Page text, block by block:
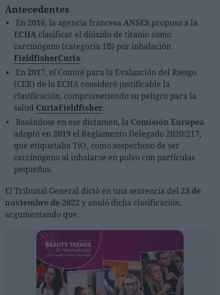
Ferias sectoriales
Formaciones destacadas
Opinión
Revista
Registrarse
INICIAR SESIÓN
EN
Antecedentes
En2016, la agencia francesa ANSESpropuso a la
ECHA clasificar el dióxido de titanio como
carcinógeno (categoría 1B) por inhalación
FieldfisherCuria.
En2017, el Comité para la Evaluación del Riesgo
(CER) de la ECHA consideró justificable la
clasificación, comprometiendo su peligro para la
salud CuriaFieldfisher.
Basándose en ese dictamen, la Comisión Europea
adoptó en2019 el Reglamento Delegado 2020/217,
que etiquetaba TiO₂ como sospechoso de ser
carcinógeno al inhalarse en polvo con partículas
pequeñas.
El Tribunal General dictó en una sentencia del23 de
noviembre de 2022 y anuló dicha clasificación,
argumentando que: